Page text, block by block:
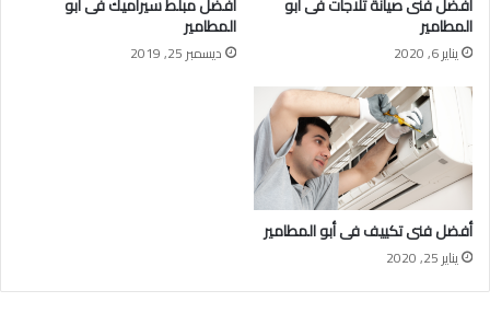
المطامير
يناير 6, 2020
المطامير
ديسمبر 25, 2019
أفضل فنى تكييف فى أبو المطامير
يناير 25, 2020